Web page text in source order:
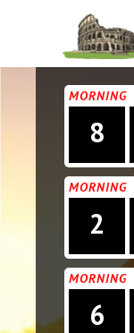
MORNING
8
MORNING
2
MORNING
6